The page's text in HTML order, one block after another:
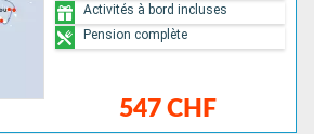
547 CHF
Activités à bord incluses
Pension complète